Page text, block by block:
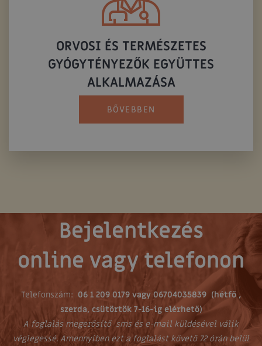
ORVOSI ÉS TERMÉSZETES
GYÓGYTÉNYEZŐK EGYÜTTES
ALKALMAZÁSA
BŐVEBBEN
Bejelentkezés
online vagy telefonon
Telefonszám: 06 1 209 0179 vagy 06704035839 (hétfő ,
szerda, csütörtök 7-16-ig elérhető)
A foglalás megerősítő sms és e-mail küldésével válik
véglegessé. Amennyiben ezt a foglalást követő 72 órán belül